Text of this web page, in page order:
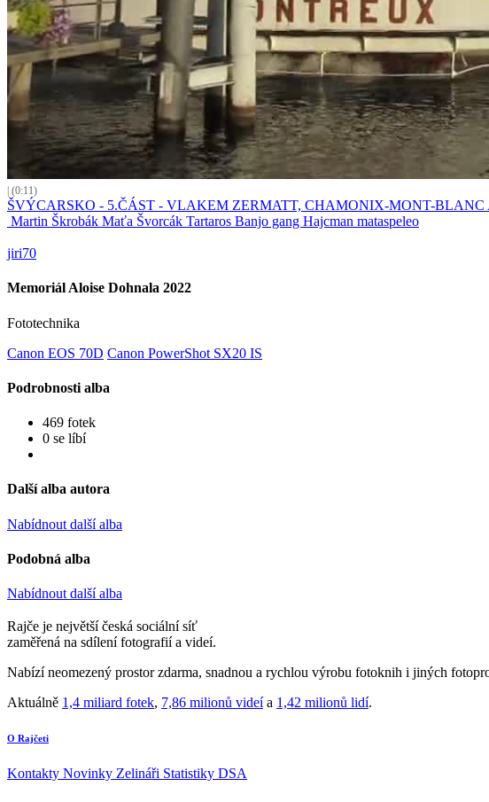
| (0:11)
ŠVÝCARSKO - 5.ČÁST - VLAKEM ZERMATT, CHAMONIX-MONT-
Martin Škrobák Maťa Švorcák Tartaros Banjo gang Hajcman mataspeleo
jiri70
Memoriál Aloise Dohnala 2022
Fototechnika
Canon EOS 70D Canon PowerShot SX20 IS
Podrobnosti alba
469 fotek
0 se líbí
Další alba autora
Nabídnout další alba
Podobná alba
Nabídnout další alba
Rajče je největší česká sociální síť
zaměřená na sdílení fotografií a videí.
Nabízí neomezený prostor zdarma, snadnou a rychlou výrobu fotoknih i jiných
Aktuálně 1,4 miliard fotek, 7,86 milionů videía 1,42 milionů lidí.
O Rajčeti
Kontakty Novinky Zelináři Statistiky DSA